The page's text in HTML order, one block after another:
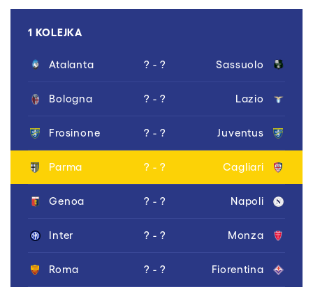
1 KOLEJKA
Atalanta ? - ? Sassuolo
Bologna ? - ? Lazio
Frosinone ? - ? Juventus
Parma ? - ? Cagliari
Genoa ? - ? Napoli
Inter ? - ? Monza
Roma ? - ? Fiorentina